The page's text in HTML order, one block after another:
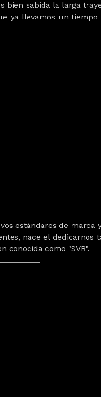
bien sabida la larga
ya llevamos un
estándares de
nace el
conocida como "SVR".